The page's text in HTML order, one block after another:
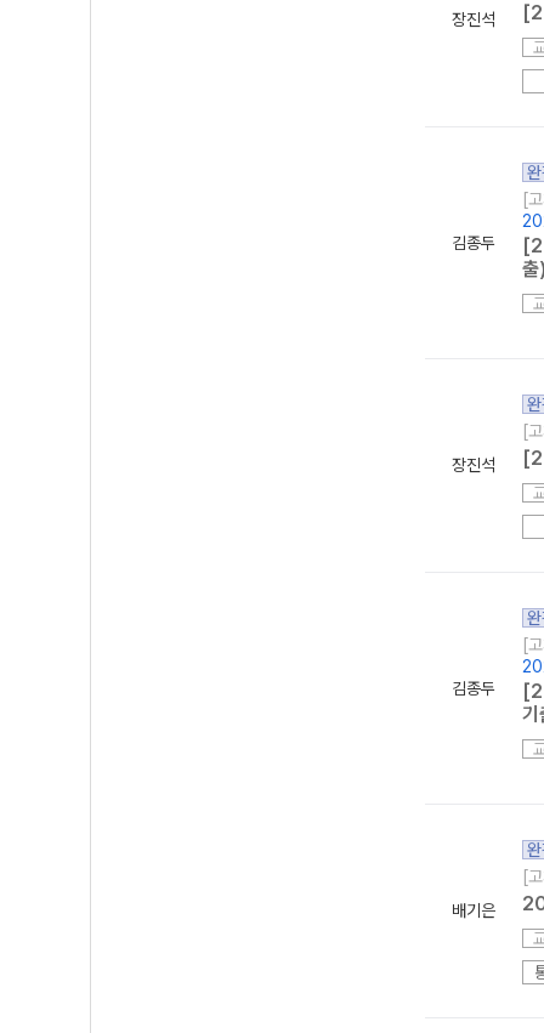
장진석
김종두
[
출
장진석
[
김종두
[
기
배기은
[